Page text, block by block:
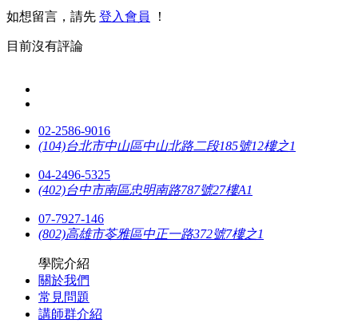
如想留言，請先 登入會員 ！
目前沒有評論
02-2586-9016
(104)台北市中山區中山北路二段185號12樓之1
04-2496-5325
(402)台中市南區忠明南路787號27樓A1
07-7927-146
(802)高雄市苓雅區中正一路372號7樓之1
學院介紹
關於我們
常見問題
講師群介紹